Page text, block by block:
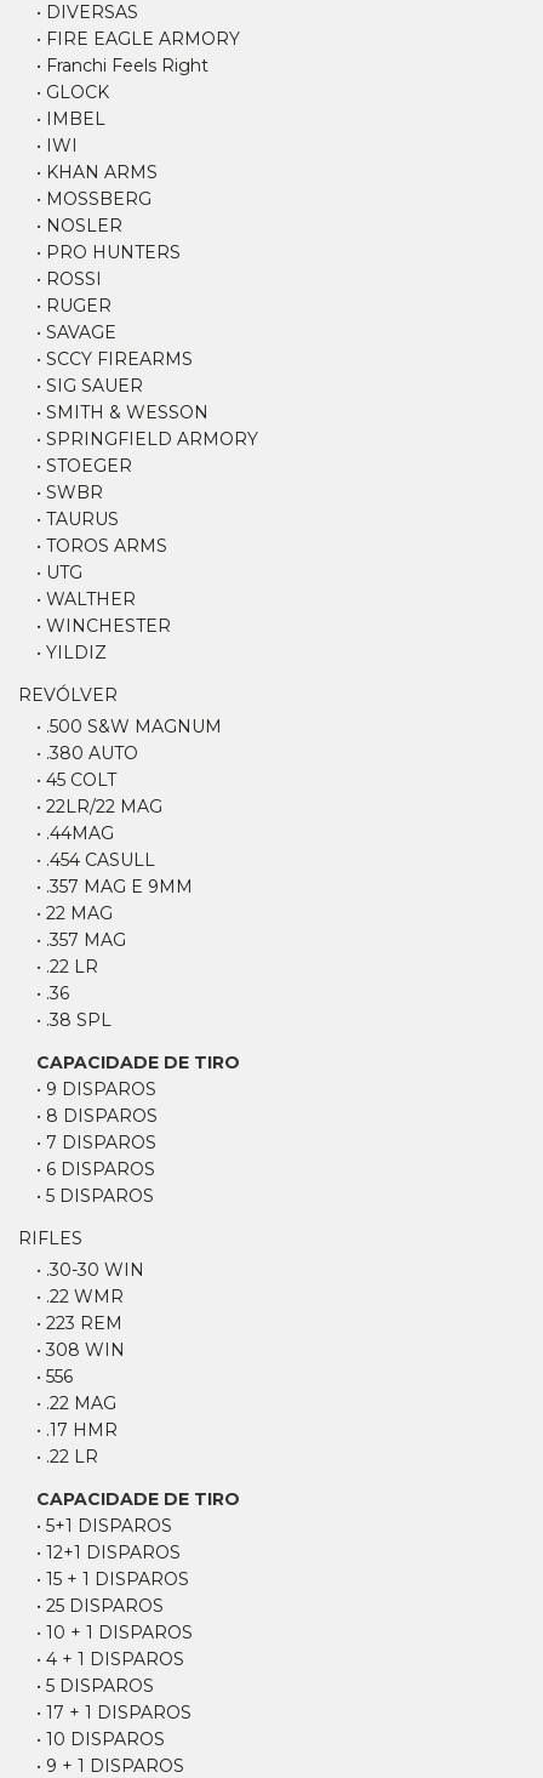
• DIVERSAS
• FIRE EAGLE ARMORY
• Franchi Feels Right
• GLOCK
• IMBEL
• IWI
• KHAN ARMS
• MOSSBERG
• NOSLER
• PRO HUNTERS
• ROSSI
• RUGER
• SAVAGE
• SCCY FIREARMS
• SIG SAUER
• SMITH & WESSON
• SPRINGFIELD ARMORY
• STOEGER
• SWBR
• TAURUS
• TOROS ARMS
• UTG
• WALTHER
• WINCHESTER
• YILDIZ
REVÓLVER
• .500 S&W MAGNUM
• .380 AUTO
• 45 COLT
• 22LR/22 MAG
• .44MAG
• .454 CASULL
• .357 MAG E 9MM
• 22 MAG
• .357 MAG
• .22 LR
• .36
• .38 SPL
CAPACIDADE DE TIRO
• 9 DISPAROS
• 8 DISPAROS
• 7 DISPAROS
• 6 DISPAROS
• 5 DISPAROS
RIFLES
• .30-30 WIN
• .22 WMR
• 223 REM
• 308 WIN
• 556
• .22 MAG
• .17 HMR
• .22 LR
CAPACIDADE DE TIRO
• 5+1 DISPAROS
• 12+1 DISPAROS
• 15 + 1 DISPAROS
• 25 DISPAROS
• 10 + 1 DISPAROS
• 4 + 1 DISPAROS
• 5 DISPAROS
• 17 + 1 DISPAROS
• 10 DISPAROS
• 9 + 1 DISPAROS